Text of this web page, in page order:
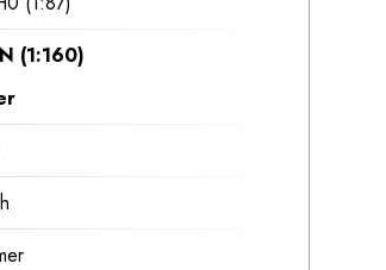
(1:160)